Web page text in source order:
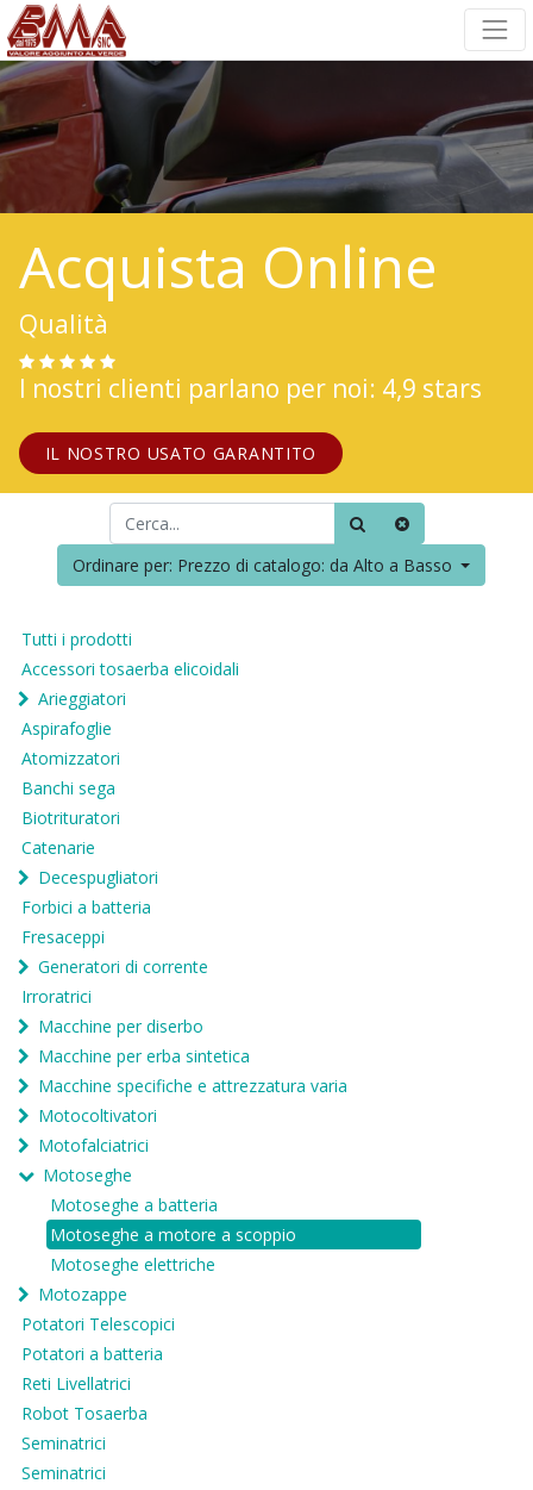
Acquista Online
Qualità
I nostri clienti parlano per noi: 4,9 stars
IL NOSTRO USATO GARANTITO
Ordinare per: Prezzo di catalogo: da Alto a Basso
Tutti i prodotti
Accessori tosaerba elicoidali
Arieggiatori
Aspirafoglie
Atomizzatori
Banchi sega
Biotrituratori
Catenarie
Decespugliatori
Forbici a batteria
Fresaceppi
Generatori di corrente
Irroratrici
Macchine per diserbo
Macchine per erba sintetica
Macchine specifiche e attrezzatura varia
Motocoltivatori
Motofalciatrici
Motoseghe
Motoseghe a batteria
Motoseghe a motore a scoppio
Motoseghe elettriche
Motozappe
Potatori Telescopici
Potatori a batteria
Reti Livellatrici
Robot Tosaerba
Seminatrici
Seminatrici